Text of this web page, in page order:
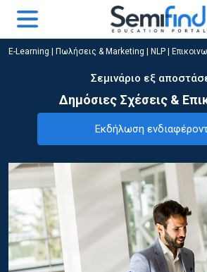
E-Learning Πωλήσεις & Marketing NLP |
Σεμινάριο εξ
Δημόσιες Σχέσεις &
Εκδήλωση